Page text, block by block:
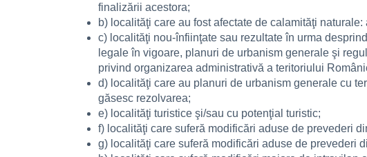
finalizării acestora;
b) localităţi care au fost afectate de calamităţi
c) localităţi nou-înfiinţate sau rezultate în urma
legale în vigoare, planuri de urbanism generale şi
privind organizarea administrativă a teritoriului
d) localităţi care au planuri de urbanism generale cu
găsesc rezolvarea;
e) localităţi turistice şi/sau cu potenţial turistic;
f) localităţi care suferă modificări aduse de prevederi
g) localităţi care suferă modificări aduse de prevederi